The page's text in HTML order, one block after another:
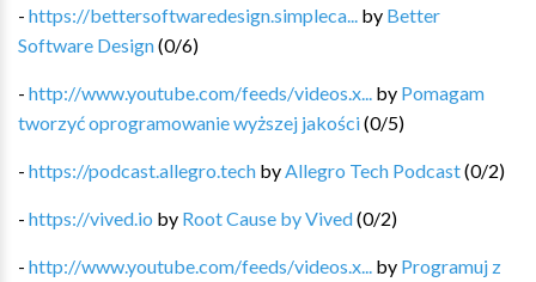
- https://bettersoftwaredesign.simpleca... by Better
Software Design(0/6)
- http://www.youtube.com/feeds/videos.x... by Pomagam
tworzyć oprogramowanie wyższej jakości(0/5)
- https://podcast.allegro.tech by Allegro Tech Podcast(0/2)
- https://vived.io by Root Cause by Vived(0/2)
- http://www.youtube.com/feeds/videos.x... by Programuj z